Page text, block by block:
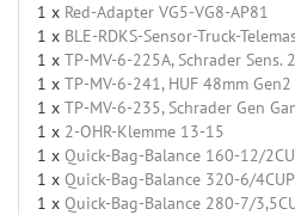
1 x Red-Adapter VG5-VG8-AP81
1 x BLE-RDKS-Sensor-Truck-
1 x TP-MV-6-225A, Schrader Sens.
1 x TP-MV-6-241, HUF 48mm
1 x TP-MV-6-235, Schrader Gen
1 x 2-OHR-Klemme 13-15
1 x Quick-Bag-Balance 160-12/
1 x Quick-Bag-Balance 320-6/4CUP
1 x Quick-Bag-Balance 280-7/